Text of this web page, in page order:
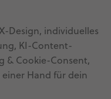
Design, individuelles
KI-Content-
& Cookie-Consent,
Hand für dein